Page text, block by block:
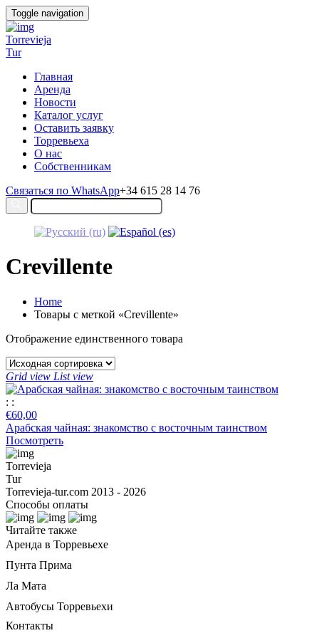
Toggle navigation
Torrevieja
Tur
Главная
Аренда
Новости
Каталог услуг
Оставить заявку
Торревьеха
О нас
Собственникам
Связаться по WhatsApp+34 615 28 14 76
Crevillente
Home
Товары с меткой «Crevillente»
Отображение единственного товара
Grid view List view
: :
€60,00
Арабская чайная: знакомство с восточным таинством
Посмотреть
Torrevieja
Tur
Torrevieja-tur.com 2013 - 2026
Способы оплаты
Читайте также
Аренда в Торревьехе
Пунта Прима
Ла Мата
Автобусы Торревьехи
Контакты